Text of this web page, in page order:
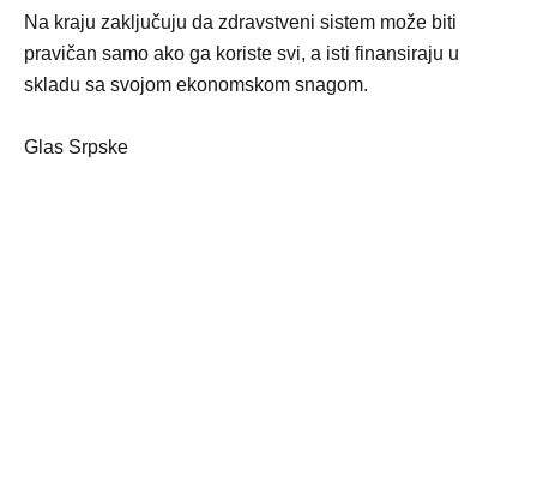
Na kraju zaključuju da zdravstveni sistem može biti
pravičan samo ako ga koriste svi, a isti finansiraju u
skladu sa svojom ekonomskom snagom.
Glas Srpske